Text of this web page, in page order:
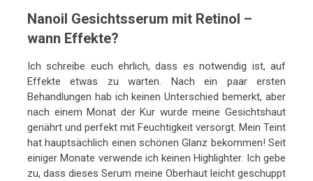
Nanoil Gesichtsserum mit Retinol –
wann Effekte?
Ich schreibe euch ehrlich, dass es notwendig ist, auf
Effekte etwas zu warten. Nach ein paar ersten
Behandlungen hab ich keinen Unterschied bemerkt, aber
nach einem Monat der Kur wurde meine Gesichtshaut
genährt und perfekt mit Feuchtigkeit versorgt. Mein Teint
hat hauptsächlich einen schönen Glanz bekommen! Seit
einiger Monate verwende ich keinen Highlighter. Ich gebe
zu, dass dieses Serum meine Oberhaut leicht geschuppt